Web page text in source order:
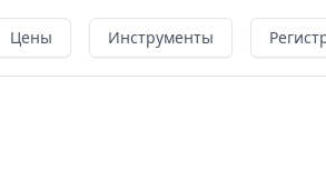
Цены Инструменты